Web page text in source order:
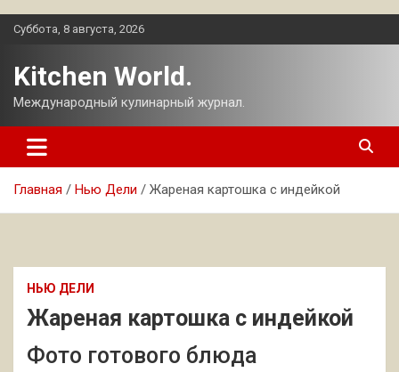
Перейти
Суббота, 8 августа, 2026
Kitchen World.
Международный кулинарный журнал.
Главная Нью Дели Жареная картошка с индейкой
НЬЮ ДЕЛИ
Жареная картошка с индейкой
Фото готового блюда